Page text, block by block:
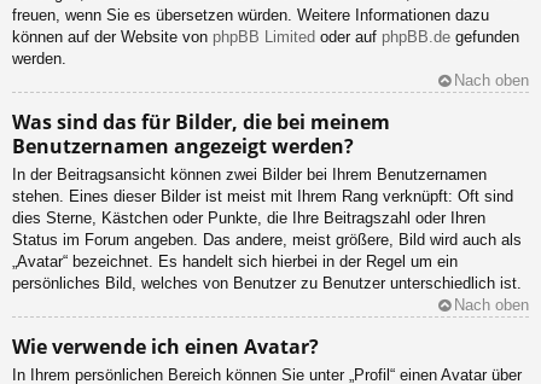
freuen, wenn Sie es übersetzen würden. Weitere Informationen dazu
können auf der Website von phpBB Limited oder auf phpBB.de gefunden
werden.
Nach oben
Was sind das für Bilder, die bei meinem
Benutzernamen angezeigt werden?
In der Beitragsansicht können zwei Bilder bei Ihrem Benutzernamen
stehen. Eines dieser Bilder ist meist mit Ihrem Rang verknüpft: Oft sind
dies Sterne, Kästchen oder Punkte, die Ihre Beitragszahl oder Ihren
Status im Forum angeben. Das andere, meist größere, Bild wird auch als
„Avatar“ bezeichnet. Es handelt sich hierbei in der Regel um ein
persönliches Bild, welches von Benutzer zu Benutzer unterschiedlich ist.
Nach oben
Wie verwende ich einen Avatar?
In Ihrem persönlichen Bereich können Sie unter „Profil“ einen Avatar über